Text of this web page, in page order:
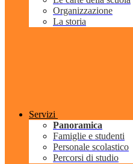
Organizzazione
La storia
Servizi
Panoramica
Famiglie e studenti
Personale scolastico
Percorsi di studio